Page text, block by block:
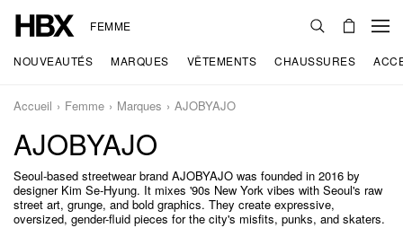
FEMME
NOUVEAUTÉS MARQUES VÊTEMENTS CHAUSSURES
Accueil Femme Marques AJOBYAJO
AJOBYAJO
Seoul-based streetwear brand AJOBYAJO was founded in 2016 by
designer Kim Se-Hyung. It mixes '90s New York vibes with Seoul's raw
street art, grunge, and bold graphics. They create expressive,
oversized, gender-fluid pieces for the city's misfits, punks, and skaters.